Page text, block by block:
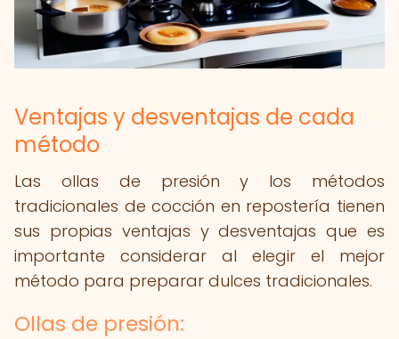
Ventajas y desventajas de cada
método
Las ollas de presión y los métodos
tradicionales de cocción en repostería tienen
sus propias ventajas y desventajas que es
importante considerar al elegir el mejor
método para preparar dulces tradicionales.
Ollas de presión: